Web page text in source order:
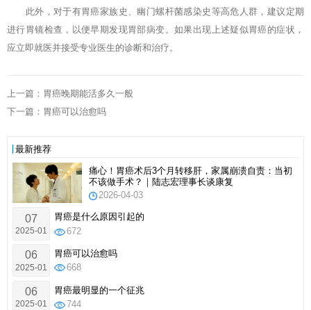
此外，对于有胃癌家族史、幽门螺杆菌感染史等高危人群，建议定期
进行胃镜检查，以便早期发现胃部病变。如果出现上述疑似胃癌的症状，
应立即就医并接受专业医生的诊断和治疗。
上一篇：胃癌晚期能活多久一般
下一篇：胃癌可以治愈吗
最新推荐
痛心！胃癌术后3个月转移肝，家属崩溃自责：当初
不该做手术？｜陆志宏理事长谈康复
2026-04-03
07
2025-01
胃癌是什么原因引起的
672
06
2025-01
胃癌可以治愈吗
668
06
2025-01
胃癌最明显的一个征兆
744